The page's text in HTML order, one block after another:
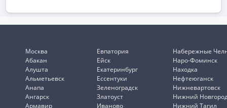
Москва
Абакан
Алушта
Альметьевск
Анапа
Ангарск
Армавир
Евпатория
Ейск
Екатеринбург
Ессентуки
Зеленоградск
Златоуст
Иваново
Набережные
Наро-Фоминск
Находка
Нефтеюганск
Нижневартовск
Нижний
Нижний Тагил